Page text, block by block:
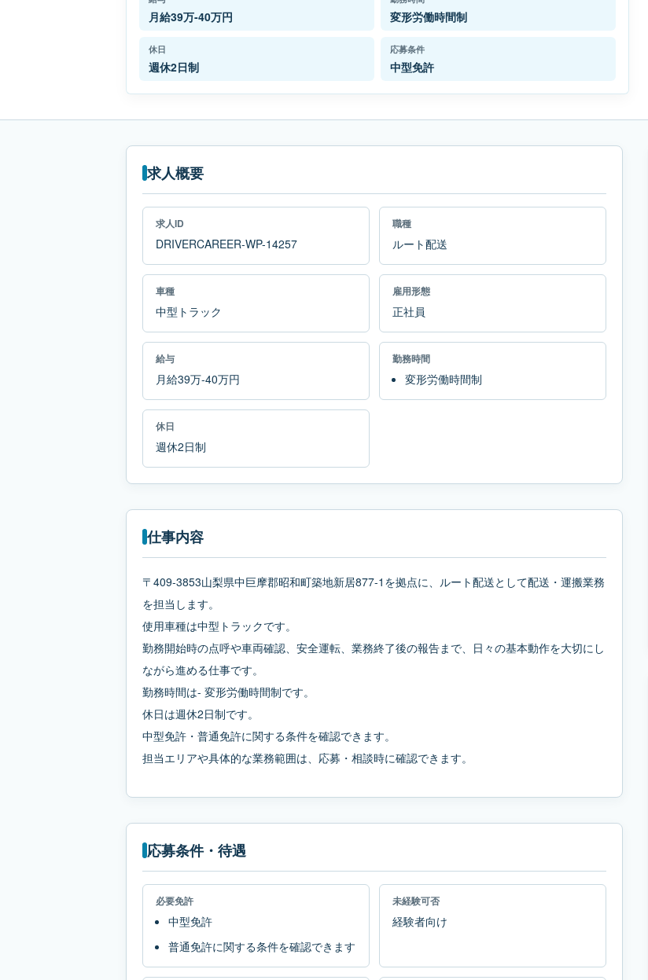
月給39万-40万円 変形労働時間制
休日
週休2日制
応募条件
中型免許
求人概要
求人ID
DRIVERCAREER-WP-14257
職種
ルート配送
車種
中型トラック
雇用形態
正社員
給与
月給39万-40万円
勤務時間
変形労働時間制
休日
週休2日制
仕事内容
〒409-3853山梨県中巨摩郡昭和町築地新居877-1を拠点に、ルート配送として配送・運搬業務
を担当します。
使用車種は中型トラックです。
勤務開始時の点呼や車両確認、安全運転、業務終了後の報告まで、日々の基本動作を大切にし
ながら進める仕事です。
勤務時間は- 変形労働時間制です。
休日は週休2日制です。
中型免許・普通免許に関する条件を確認できます。
担当エリアや具体的な業務範囲は、応募・相談時に確認できます。
応募条件・待遇
必要免許
中型免許
普通免許に関する条件を確認できます
未経験可否
経験者向け